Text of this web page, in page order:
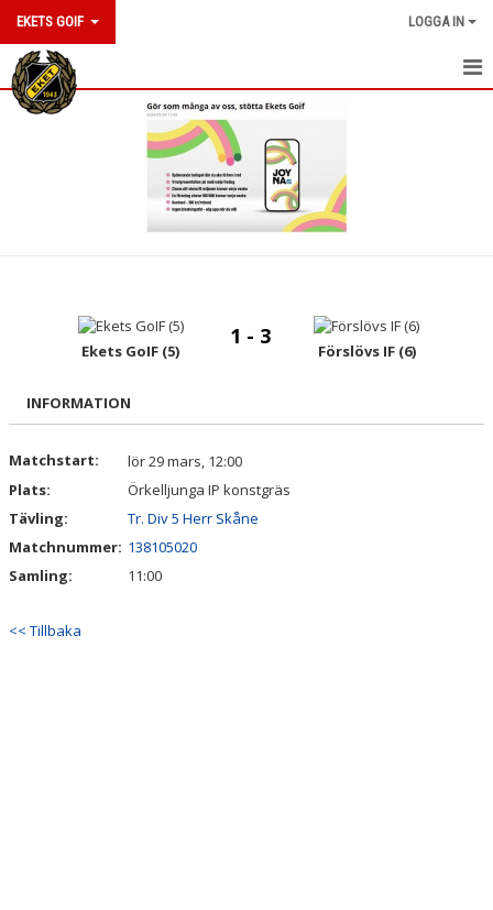
EKETS GOIF LOGGA IN
HEM
BILDGALLERI
DOKUMENT
MATCHER
STYRELSE
SPONSORER
LOPPIS
Ekets GoIF (5)
1 - 3
Förslövs IF (6)
INFORMATION
Matchstart:
lör 29 mars, 12:00
Plats:
Örkelljunga IP konstgräs
Tävling:
Tr. Div 5 Herr Skåne
Matchnummer: 138105020
Samling:
11:00
<< Tillbaka